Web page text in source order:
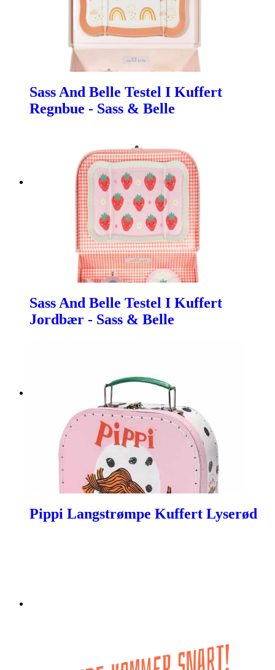
Sass And Belle Testel I Kuffert
Regnbue - Sass & Belle
Sass And Belle Testel I Kuffert
Jordbær - Sass & Belle
Pippi Langstrømpe Kuffert Lyserød